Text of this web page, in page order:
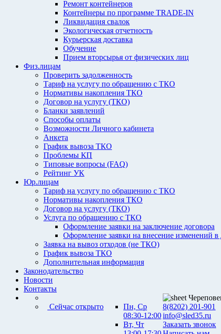
Ремонт контейнеров
Контейнеры по программе TRADE-IN
Ликвидация свалок
Экологическая отчетность
Курьерская доставка
Обучение
Прием вторсырья от физических лиц
Физ.лицам
Проверить задолженность
Тариф на услугу по обращению с ТКО
Нормативы накопления ТКО
Договор на услугу (ТКО)
Бланки заявлений
Способы оплаты
Возможности Личного кабинета
Анкета
График вывоза ТКО
Проблемы КП
Типовые вопросы (FAQ)
Рейтинг УК
Юр.лицам
Тариф на услугу по обращению с ТКО
Нормативы накопления ТКО
Договор на услугу (ТКО)
Услуга по обращению с ТКО
Оформление заявки на заключение договора
Оформление заявки на внесение изменений в
Заявка на вывоз отходов (не ТКО)
График вывоза ТКО
Дополнительная информация
Законодательство
Новости
Контакты
Сейчас открыто
Пн, Ср
08:30-12:00
Вт, Чт
8(8202) 201-901
info@sled35.ru
Заказать звонок